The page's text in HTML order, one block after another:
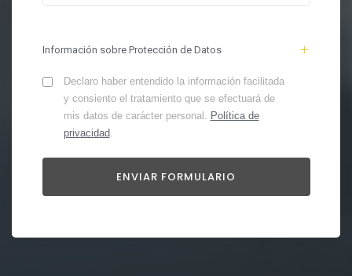
Información sobre Protección de Datos
Declaro haber entendido la información facilitada
y consiento el tratamiento que se efectuará de
mis datos de carácter personal. Política de
privacidad.